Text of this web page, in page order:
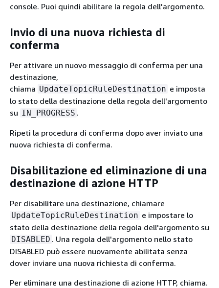
console. Puoi quindi abilitare la regola dell'argomento.
Invio di una nuova richiesta di
conferma
Per attivare un nuovo messaggio di conferma per una
destinazione,
chiama UpdateTopicRuleDestination e imposta
lo stato della destinazione della regola dell'argomento
su IN_PROGRESS .
Ripeti la procedura di conferma dopo aver inviato una
nuova richiesta di conferma.
Disabilitazione ed eliminazione di una
destinazione di azione HTTP
Per disabilitare una destinazione, chiamare
UpdateTopicRuleDestination e impostare lo
stato della destinazione della regola dell'argomento su
DISABLED . Una regola dell'argomento nello stato
DISABLED può essere nuovamente abilitata senza
dover inviare una nuova richiesta di conferma.
Per eliminare una destinazione di azione HTTP, chiama.